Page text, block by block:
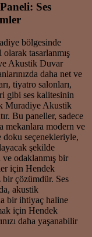
Ses
bölgesinde
olarak tasarlanmış
Akustik Duvar
daha net ve
tiyatro salonları,
gibi ses kalitesinin
Muradiye Akustik
Bu paneller, sadece
mekanlara modern ve
doku seçenekleriyle,
şekilde
odaklanmış bir
için Hendek
çözümdür. Ses
akustik
bir ihtiyaç haline
için Hendek
daha yaşanabilir